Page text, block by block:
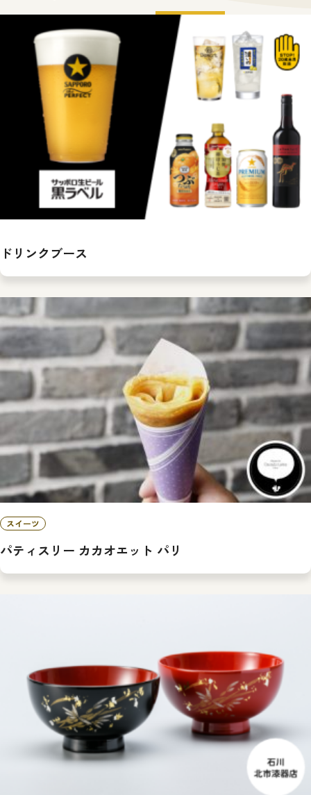
ドリンクブース
パティスリー カカオエット パリ
スイーツ